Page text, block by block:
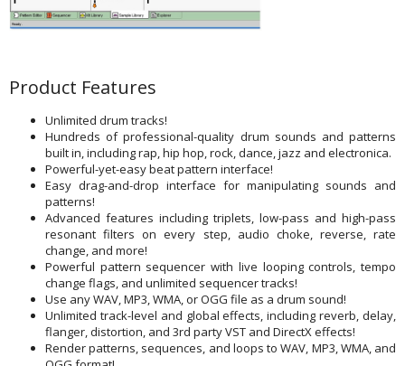
Product Features
Unlimited drum tracks!
Hundreds of professional-quality drum sounds and patterns
built in, including rap, hip hop, rock, dance, jazz and electronica.
Powerful-yet-easy beat pattern interface!
Easy drag-and-drop interface for manipulating sounds and
patterns!
Advanced features including triplets, low-pass and high-pass
resonant filters on every step, audio choke, reverse, rate
change, and more!
Powerful pattern sequencer with live looping controls, tempo
change flags, and unlimited sequencer tracks!
Use any WAV, MP3, WMA, or OGG file as a drum sound!
Unlimited track-level and global effects, including reverb, delay,
flanger, distortion, and 3rd party VST and DirectX effects!
Render patterns, sequences, and loops to WAV, MP3, WMA, and